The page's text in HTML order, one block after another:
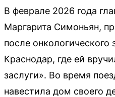
В феврале 2026 года
Маргарита Симоньян,
после онкологического
Краснодар, где ей
заслуги». Во время
навестила дом своего